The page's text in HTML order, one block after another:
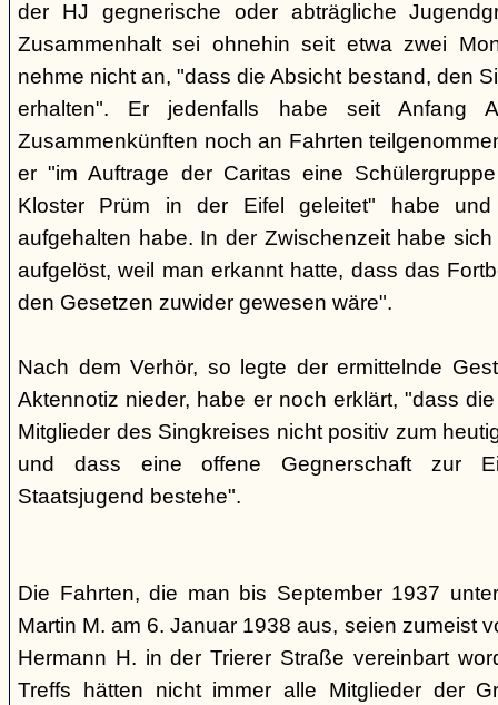
der HJ gegnerische oder abträgliche
Zusammenhalt sei ohnehin seit etwa zwei
nehme nicht an, "dass die Absicht bestand, den
erhalten". Er jedenfalls habe seit Anfang
Zusammenkünften noch an Fahrten
er "im Auftrage der Caritas eine
Kloster Prüm in der Eifel geleitet" habe
aufgehalten habe. In der Zwischenzeit habe
aufgelöst, weil man erkannt hatte, dass das
den Gesetzen zuwider gewesen wäre".
Nach dem Verhör, so legte der ermittelnde
Aktennotiz nieder, habe er noch erklärt, "dass
Mitglieder des Singkreises nicht positiv zum
und dass eine offene Gegnerschaft zur
Staatsjugend bestehe".
Die Fahrten, die man bis September 1937
Martin M. am 6. Januar 1938 aus, seien zumeist
Hermann H. in der Trierer Straße vereinbart
Treffs hätten nicht immer alle Mitglieder der